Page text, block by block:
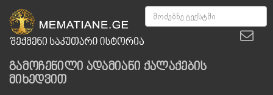
გამოჩენილი ადამიანი ქალაქების
მიხედვით